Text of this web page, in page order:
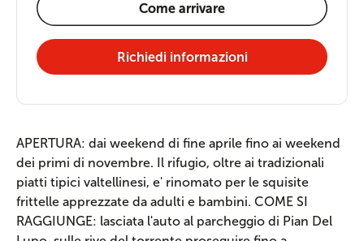
APERTURA: dai weekend di fine aprile fino ai weekend
dei primi di novembre. Il rifugio, oltre ai tradizionali
piatti tipici valtellinesi, e' rinomato per le squisite
frittelle apprezzate da adulti e bambini. COME SI
RAGGIUNGE: lasciata l'auto al parcheggio di Pian Del
Come arrivare
Richiedi informazioni